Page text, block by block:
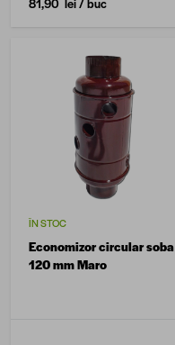
ÎN STOC
Economizor circular soba
120 mm Maro